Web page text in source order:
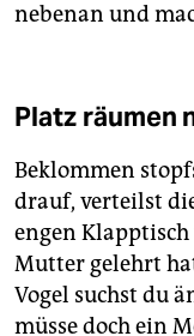
nebenan und
Platz räumen
Beklommen
drauf, verteilst
engen Klapptisch
Mutter gelehrt
Vogel suchst du
müsse doch ein